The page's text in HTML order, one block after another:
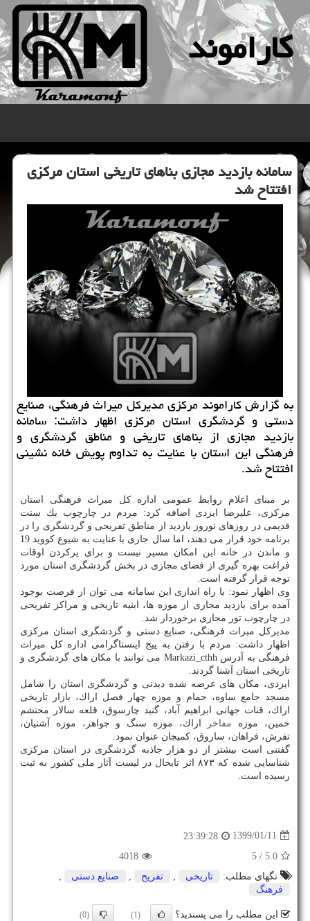
كاراموند
سامانه بازدید مجازی بناهای تاریخی استان مركزی
افتتاح شد
به گزارش كاراموند مركزی مدیركل میراث فرهنگی، صنایع
دستی و گردشگری استان مركزی اظهار داشت: سامانه
بازدید مجازی از بناهای تاریخی و مناطق گردشگری و
فرهنگی این استان با عنایت به تداوم پویش خانه نشینی
افتتاح شد.
بر مبنای اعلام روابط عمومی اداره كل میراث فرهنگی استان
مركزی، علیرضا ایزدی اضافه كرد: مردم در چارچوب یك سنت
قدیمی در روزهای نوروز بازدید از مناطق تفریحی و گردشگری را در
برنامه خود قرار می دهند، اما سال جاری با عنایت به شیوع كووید 19
و ماندن در خانه این امكان مسیر نیست و برای پركردن اوقات
فراغت بهره گیری از فضای مجازی در بخش گردشگری استان مورد
توجه قرار گرفته است.
وی اظهار نمود: با راه اندازی این سامانه می توان از فرصت بوجود
آمده برای بازدید مجازی از موزه ها، ابنیه تاریخی و مراكز تفریحی
در چارچوب تور مجازی برخوردار شد.
مدیركل میراث فرهنگی، صنایع دستی و گردشگری استان مركزی
اظهار داشت: مردم با رفتن به پیج اینستاگرامی اداره كل میراث
فرهنگی به آدرس Markazi_cthh می توانند با مكان های گردشگری و
تاریخی استان آشنا گردند.
ایزدی، مكان های عرضه شده دیدنی و گردشگری استان را شامل
مسجد جامع ساوه، حمام و موزه چهار فصل اراك، بازار تاریخی
اراك، قنات جهانی ابراهیم آباد، گنبد چارسوق، قلعه سالار محتشم
خمین، موزه مفاخر
اراك، موزه سنگ و جواهر، موزه آشتیان،
تفرش، فراهان، ساروق، كمیجان عنوان نمود.
گفتنی است بیشتر از دو هزار جاذبه گردشگری در استان مركزی
شناسایی شده كه ۸۷۳ اثر تابحال در لیست آثار ملی كشور به ثبت
رسیده است.
1399/01/11
23:39:28
5.0
/ 5
4018
تگهای مطلب:
تاریخی تفریح صنایع دستی
فرهنگ
این مطلب را می پسندید؟ (1)
(0)